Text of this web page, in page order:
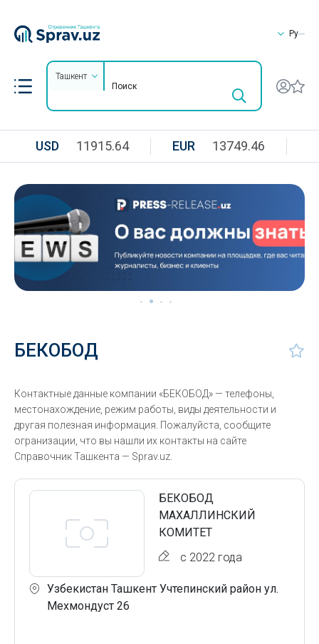
Ру
Ташкент
USD 11915.64 EUR 13749.46
БЕКОБОД
Контактные данные компании «БЕКОБОД» — телефоны,
местонахождение, режим работы, виды деятельности и
другая полезная информация. Пожалуйста, сообщите
огранизации, что вы нашли их контакты на сайте
Справочник Ташкента — Sprav.uz.
БЕКОБОД
МАХАЛЛИНСКИЙ
КОМИТЕТ
с 2022 года
Узбекистан Ташкент Учтепинский район ул.
Мехмондуст 26